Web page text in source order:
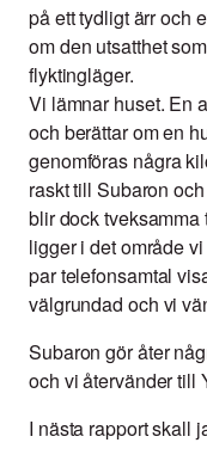
på ett tydligt ärr och
om den utsatthet
flyktingläger.
Vi lämnar huset. En
och berättar om en
genomföras några
raskt till Subaron
blir dock
ligger i det område
par telefonsamtal
välgrundad och vi
Subaron gör åter
och vi återvänder till
I nästa rapport skall